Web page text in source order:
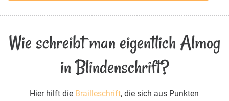
Wie schreibt man eigentlich Almog
in Blindenschrift?
Hier hilft die Brailleschrift, die sich aus Punkten